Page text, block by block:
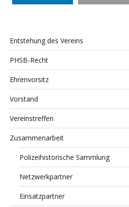
Entstehung des Vereins
PHSB-Recht
Ehrenvorsitz
Vorstand
Vereinstreffen
Zusammenarbeit
Polizeihistorische Sammlung
Netzwerkpartner
Einsatzpartner